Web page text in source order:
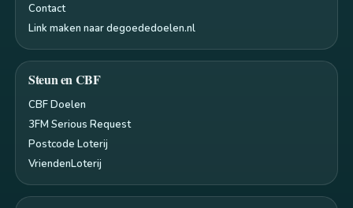
Contact
Link maken naar degoededoelen.nl
Steun en CBF
CBF Doelen
3FM Serious Request
Postcode Loterij
VriendenLoterij